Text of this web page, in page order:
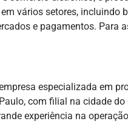
vários setores, incluindo
e pagamentos. Para
especializada em
com filial na cidade
experiência na